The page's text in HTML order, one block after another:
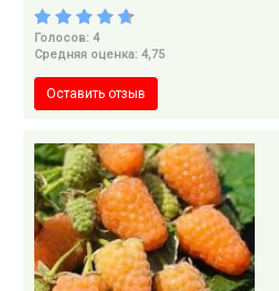
Голосов: 4
Средняя оценка: 4,75
Оставить отзыв